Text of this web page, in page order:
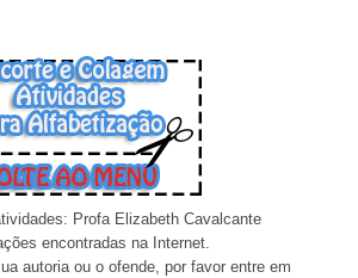
Profa Elizabeth Cavalcante
encontradas na Internet.
autoria ou o ofende, por favor entre em